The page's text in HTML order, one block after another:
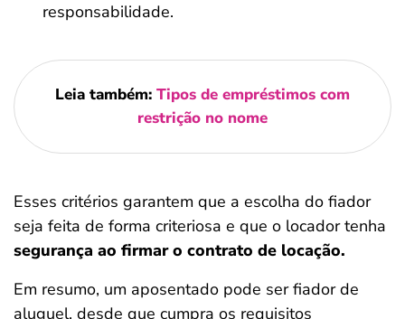
responsabilidade.
Leia também: Tipos de empréstimos com
restrição no nome
Esses critérios garantem que a escolha do fiador
seja feita de forma criteriosa e que o locador tenha
segurança ao firmar o contrato de locação.
Em resumo, um aposentado pode ser fiador de
aluguel, desde que cumpra os requisitos